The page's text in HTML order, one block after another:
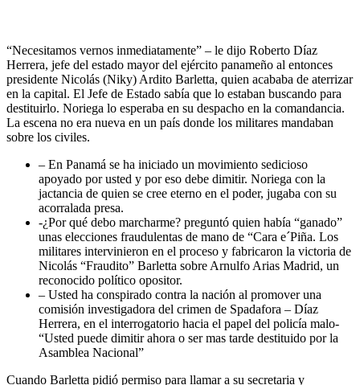
“Necesitamos vernos inmediatamente” – le dijo Roberto Díaz
Herrera, jefe del estado mayor del ejército panameño al entonces
presidente Nicolás (Niky) Ardito Barletta, quien acababa de aterrizar
en la capital. El Jefe de Estado sabía que lo estaban buscando para
destituirlo. Noriega lo esperaba en su despacho en la comandancia.
La escena no era nueva en un país donde los militares mandaban
sobre los civiles.
– En Panamá se ha iniciado un movimiento sedicioso
apoyado por usted y por eso debe dimitir. Noriega con la
jactancia de quien se cree eterno en el poder, jugaba con su
acorralada presa.
-¿Por qué debo marcharme? preguntó quien había “ganado”
unas elecciones fraudulentas de mano de “Cara e´Piña. Los
militares intervinieron en el proceso y fabricaron la victoria de
Nicolás “Fraudito” Barletta sobre Arnulfo Arias Madrid, un
reconocido político opositor.
– Usted ha conspirado contra la nación al promover una
comisión investigadora del crimen de Spadafora – Díaz
Herrera, en el interrogatorio hacia el papel del policía malo-
“Usted puede dimitir ahora o ser mas tarde destituido por la
Asamblea Nacional”
Cuando Barletta pidió permiso para llamar a su secretaria y